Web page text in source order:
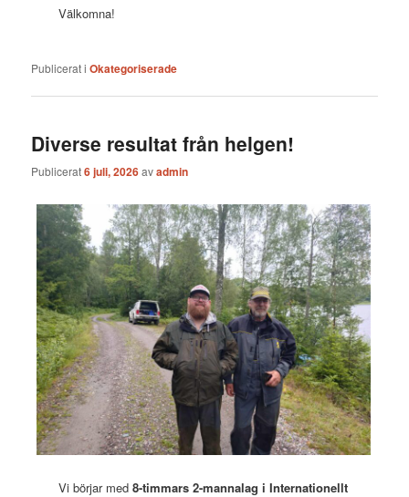
Välkomna!
Publicerat i Okategoriserade
Diverse resultat från helgen!
Publicerat6 juli, 2026avadmin
Vi börjar med 8-timmars 2-mannalag i Internationellt